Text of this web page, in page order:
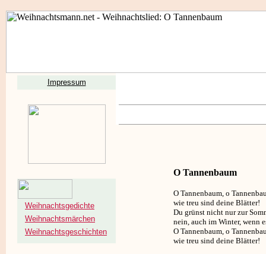
Impressum
Weihnachtsgedichte
Weihnachtsmärchen
Weihnachtsgeschichten
O Tannenbaum
O Tannenbaum, o
wie treu sind deine Blätter!
Du grünst nicht nur zur
nein, auch im Winter, wenn
O Tannenbaum, o
wie treu sind deine Blätter!